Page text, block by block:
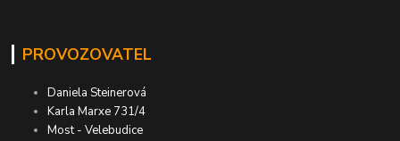
PROVOZOVATEL
Daniela Steinerová
Karla Marxe 731/4
Most - Velebudice